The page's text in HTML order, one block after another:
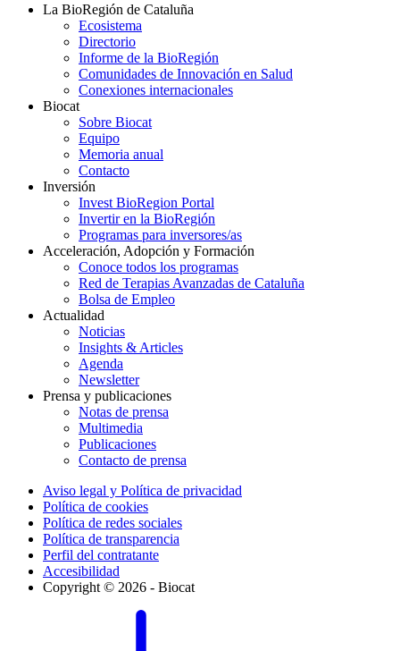
La BioRegión de Cataluña
Ecosistema
Directorio
Informe de la BioRegión
Comunidades de Innovación en Salud
Conexiones internacionales
Biocat
Sobre Biocat
Equipo
Memoria anual
Contacto
Inversión
Invest BioRegion Portal
Invertir en la BioRegión
Programas para inversores/as
Acceleración, Adopción y Formación
Conoce todos los programas
Red de Terapias Avanzadas de Cataluña
Bolsa de Empleo
Actualidad
Noticias
Insights & Articles
Agenda
Newsletter
Prensa y publicaciones
Notas de prensa
Multimedia
Publicaciones
Contacto de prensa
Aviso legal y Política de privacidad
Política de cookies
Política de redes sociales
Política de transparencia
Perfil del contratante
Accesibilidad
Copyright © 2026 - Biocat